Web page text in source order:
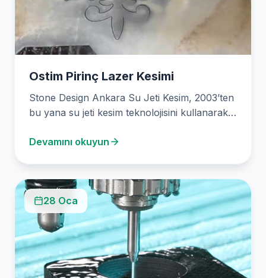
Ostim Pirinç Lazer Kesimi
Stone Design Ankara Su Jeti Kesim, 2003’ten
bu yana su jeti kesim teknolojisini kullanarak
Devamını okuyun
28 Oca